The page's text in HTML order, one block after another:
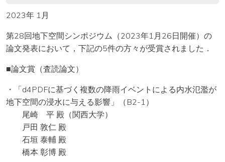
2023年 1月
第28回地下空間シンポジウム（2023年1月26日開催）の
論文発表において，下記の5件の方々が受賞されました．
■論文賞（査読論文）
・「d4PDFに基づく複数の降雨イベントによる内水氾濫が
地下空間の浸水に与える影響」（B2-1）
尾崎 平 殿（関西大学）
戸田 敦仁 殿
石垣 泰輔 殿
橋本 彰博 殿